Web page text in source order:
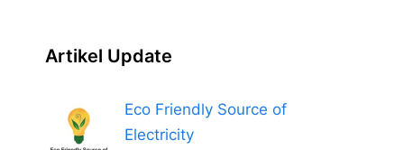
Artikel Update
Eco Friendly Source of
Electricity